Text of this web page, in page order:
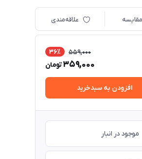
مقایسه علاقه‌مندی
559,000 36٪
359,000تومان
افزودن به سبدخرید
موجود در انبار